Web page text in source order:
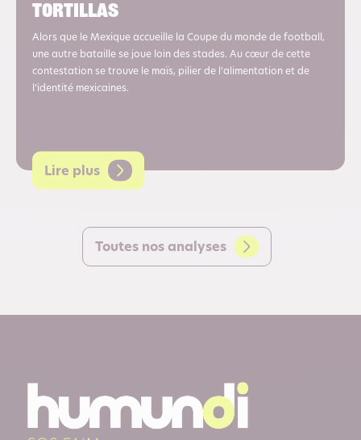
tortillas
Alors que le Mexique accueille la Coupe du monde de football,
une autre bataille se joue loin des stades. Au cœur de cette
contestation se trouve le maïs, pilier de l’alimentation et de
l’identité mexicaines.
Lire plus
Toutes nos analyses